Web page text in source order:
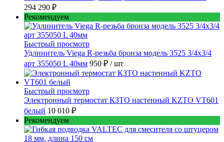
294 290 ₽
Рекомендуем
Быстрый просмотр
Удлинитель Viega R-резьба бронза модель 3525 3/4x3/4
арт 355050 L 40мм 950 ₽ / шт
Быстрый просмотр
Электронный термостат КЗТО настенный KZTO VT601
белый 10 010 ₽
Рекомендуем